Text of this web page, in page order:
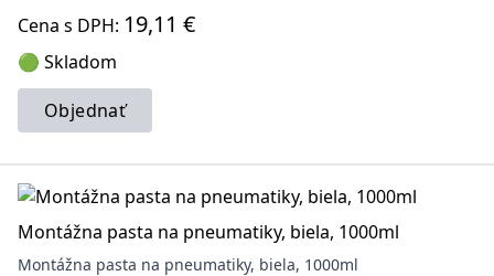
Cena s DPH: 19,11 €
🟢 Skladom
Objednať
Montážna pasta na pneumatiky, biela, 1000ml
Montážna pasta na pneumatiky, biela, 1000ml